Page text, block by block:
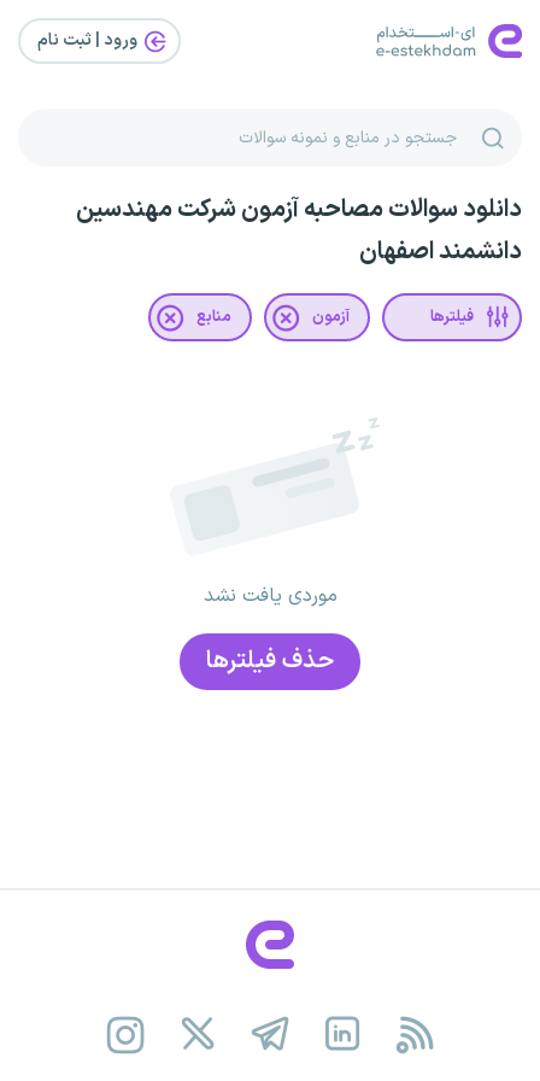
ورود | ثبت‌ نام
دانلود سوالات مصاحبه آزمون شرکت مهندسین
دانشمند اصفهان
فیلترها آزمون منابع
موردی یافت نشد
حذف فیلتر‌ها